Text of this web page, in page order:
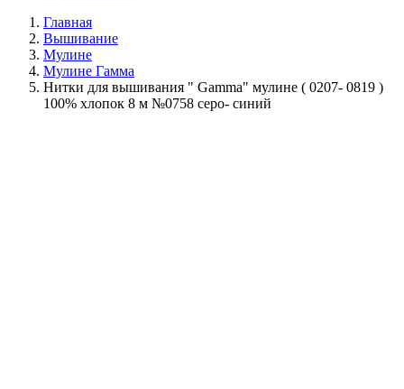
Главная
Вышивание
Мулине
Мулине Гамма
Нитки для вышивания " Gamma" мулине ( 0207- 0819 )
100% хлопок 8 м №0758 серо- синий